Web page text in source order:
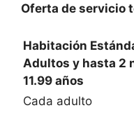
Oferta de servicio
Habitación
Adultos y hasta 2
11.99 años
Cada adulto